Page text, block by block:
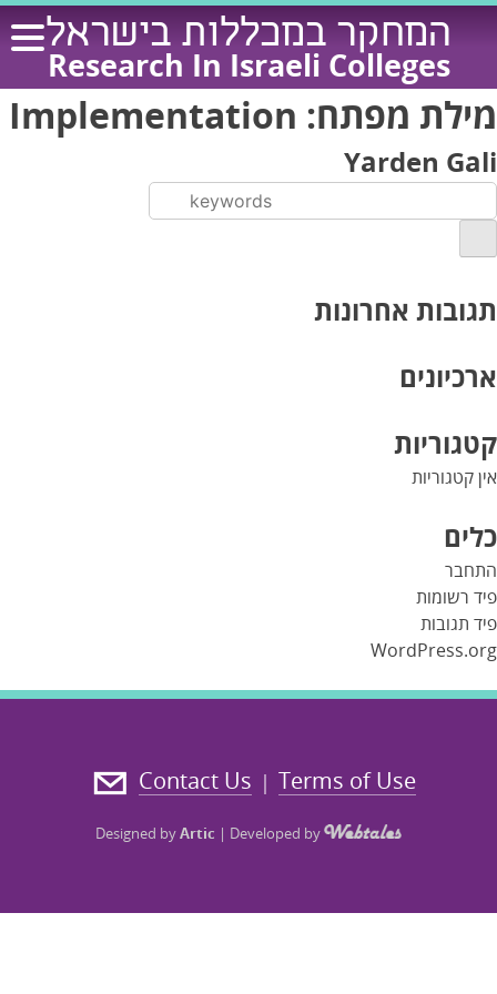
Skip
content
המחקר במכללות בישראל
Research In Israeli Colleges
מילת מפתח: Implementation
Yarden Gali
תגובות אחרונות
ארכיונים
קטגוריות
אין קטגוריות
כלים
התחבר
פיד רשומות
פיד תגובות
WordPress.org
Terms of Use
|
Contact Us
Designed byArtic | Developed by